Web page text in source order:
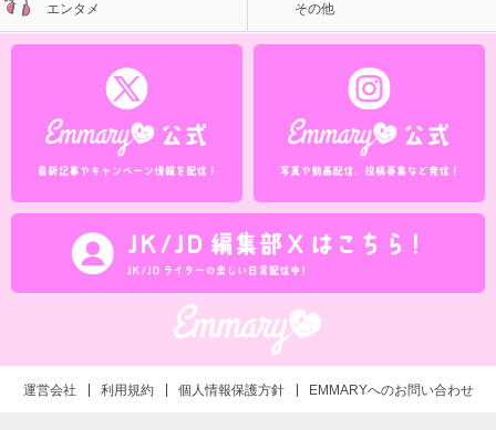
エンタメ その他
運営会社 利用規約 個人情報保護方針 EMMARYへのお問い合わせ